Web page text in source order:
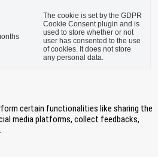
The cookie is set by the GDPR
Cookie Consent plugin and is
used to store whether or not
user has consented to the use
of cookies. It does not store
any personal data.
certain functionalities like sharing the
media platforms, collect feedbacks,